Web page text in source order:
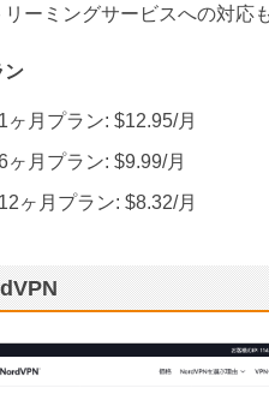
リーミングサービスへの対応
ン
1ヶ月プラン: $12.95/月
ヶ月プラン: $9.99/月
12ヶ月プラン: $8.32/月